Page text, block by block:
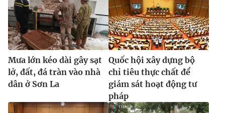
Mưa lớn kéo dài gây sạt
lở, đất, đá tràn vào nhà
dân ở Sơn La
Quốc hội xây dựng bộ
chỉ tiêu thực chất để
giám sát hoạt động tư
pháp